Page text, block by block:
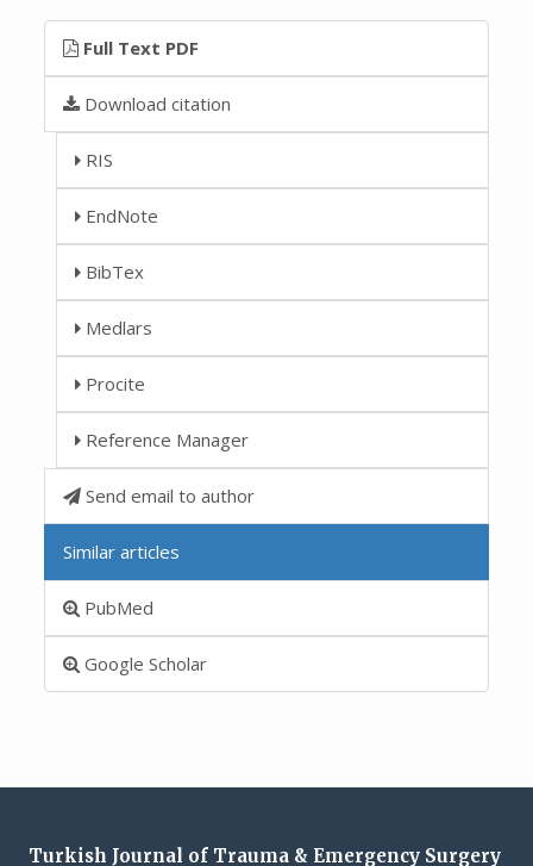
Full Text PDF
Download citation
RIS
EndNote
BibTex
Medlars
Procite
Reference Manager
Send email to author
Similar articles
PubMed
Google Scholar
Turkish Journal of Trauma & Emergency Surgery